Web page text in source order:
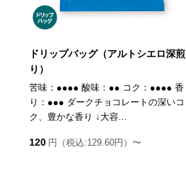
ドリップバッグ（アルトシエロ深煎
り）
苦味：●●●● 酸味：●● コク：●●●● 香
り：●●● ダークチョコレートの深いコ
ク、豊かな香り ↓大容...
120 円（税込:129.60円）〜